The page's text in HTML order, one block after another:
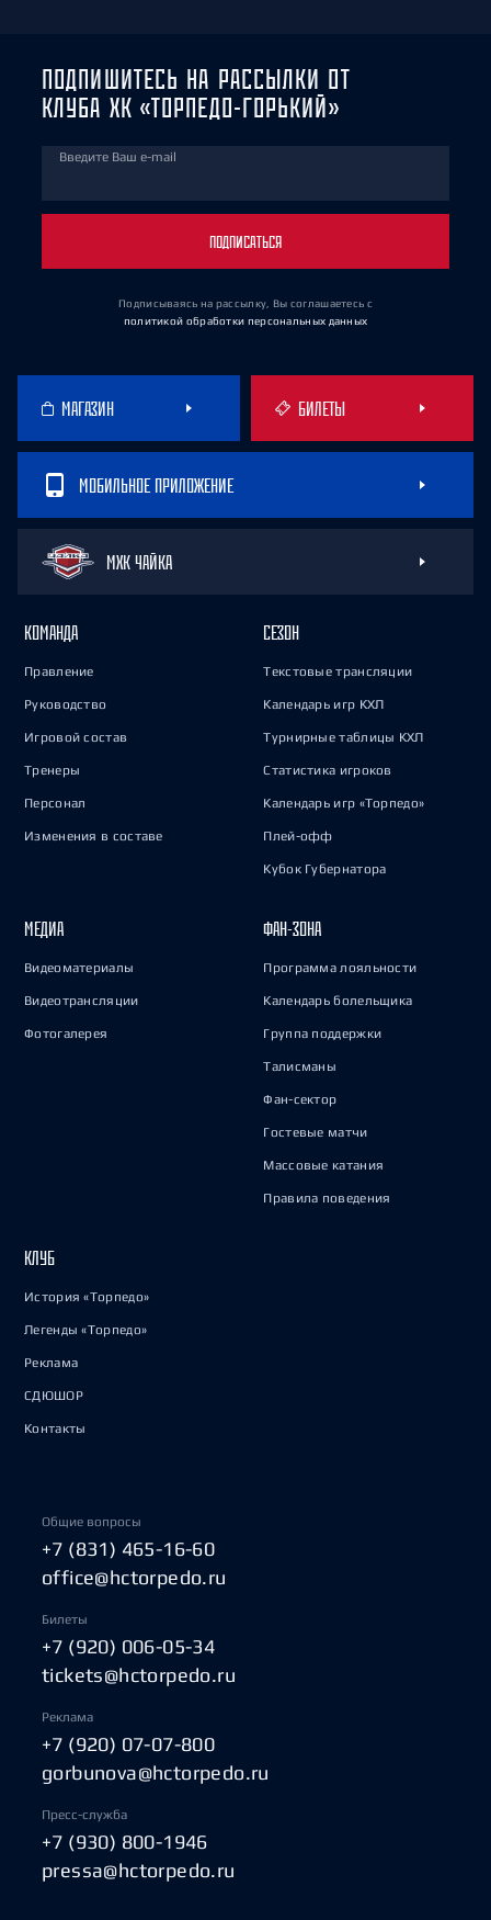
ПОДПИШИТЕСЬ НА РАССЫЛКИ ОТ
КЛУБА ХК «ТОРПЕДО-ГОРЬКИЙ»
Введите Ваш e-mail
ПОДПИСАТЬСЯ
Подписываясь на рассылку, Вы соглашаетесь с
политикой обработки персональных данных
МАГАЗИН БИЛЕТЫ
МОБИЛЬНОЕ ПРИЛОЖЕНИЕ
МХК ЧАЙКА
КОМАНДА
Правление
Руководство
Игровой состав
Тренеры
Персонал
Изменения в составе
СЕЗОН
Текстовые трансляции
Календарь игр КХЛ
Турнирные таблицы КХЛ
Статистика игроков
Календарь игр «Торпедо»
Плей-офф
Кубок Губернатора
МЕДИА
Видеоматериалы
Видеотрансляции
Фотогалерея
ФАН-ЗОНА
Программа лояльности
Календарь болельщика
Группа поддержки
Талисманы
Фан-сектор
Гостевые матчи
Массовые катания
Правила поведения
КЛУБ
История «Торпедо»
Легенды «Торпедо»
Реклама
СДЮШОР
Контакты
Общие вопросы
+7 (831) 465-16-60
office@hctorpedo.ru
Билеты
+7 (920) 006-05-34
tickets@hctorpedo.ru
Реклама
+7 (920) 07-07-800
gorbunova@hctorpedo.ru
Пресс-служба
+7 (930) 800-1946
pressa@hctorpedo.ru